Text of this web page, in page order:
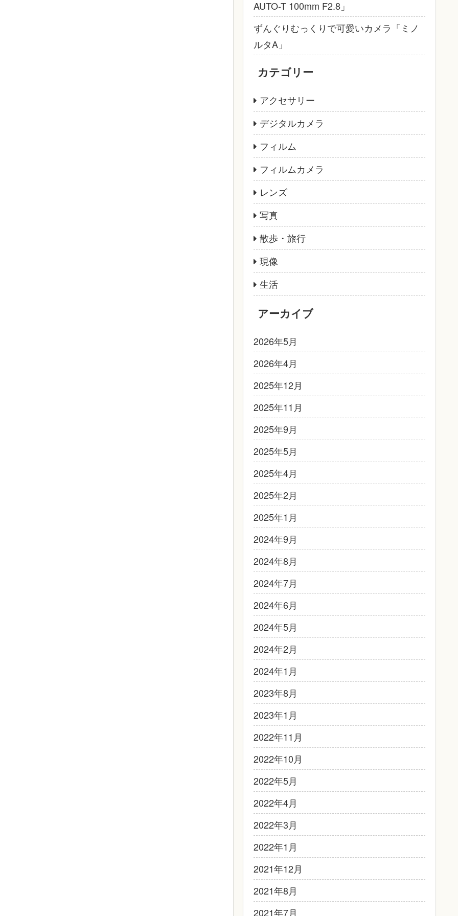
AUTO-T 100mm F2.8」
ずんぐりむっくりで可愛いカメラ「ミノ
ルタA」
カテゴリー
アクセサリー
デジタルカメラ
フィルム
フィルムカメラ
レンズ
写真
散歩・旅行
現像
生活
アーカイブ
2026年5月
2026年4月
2025年12月
2025年11月
2025年9月
2025年5月
2025年4月
2025年2月
2025年1月
2024年9月
2024年8月
2024年7月
2024年6月
2024年5月
2024年2月
2024年1月
2023年8月
2023年1月
2022年11月
2022年10月
2022年5月
2022年4月
2022年3月
2022年1月
2021年12月
2021年8月
2021年7月